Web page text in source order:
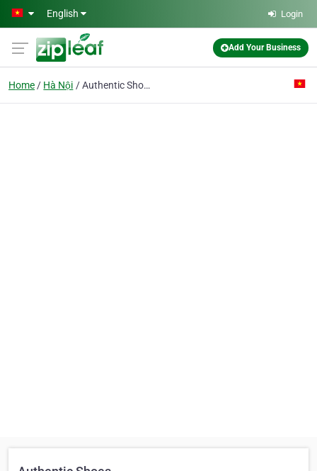
Skip to main content
English Login
Add Your Business
Home Hà Nội Authentic Shoes